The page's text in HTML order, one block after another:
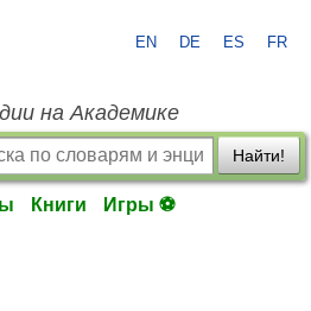
EN DE ES FR
на Академике
Найти!
Книги Игры ⚽